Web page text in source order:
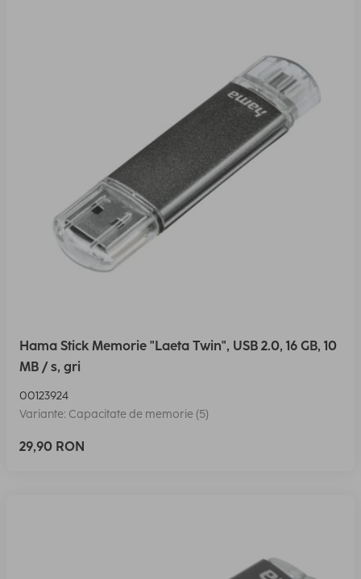
Hama Stick Memorie "Laeta Twin", USB 2.0, 16 GB, 10
MB / s, gri
00123924
Variante: Capacitate de memorie (5)
29,90 RON